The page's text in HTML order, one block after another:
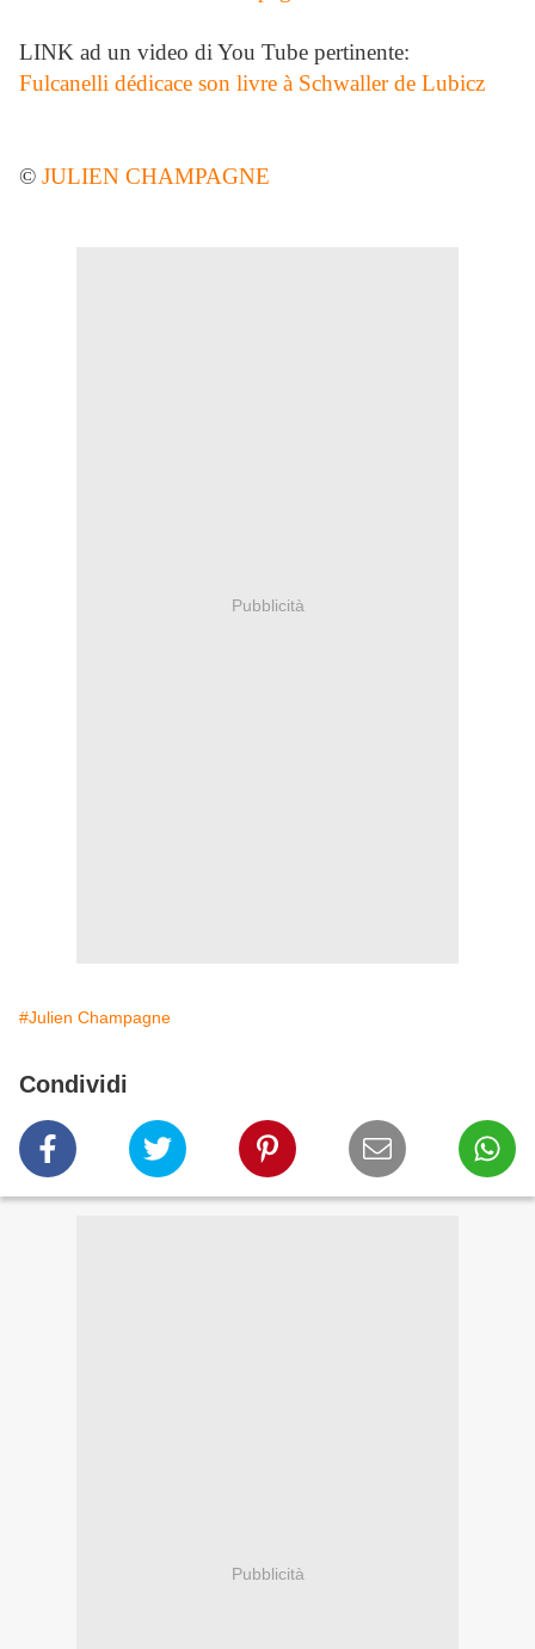
LINK ad un video di You Tube pertinente:
Fulcanelli dédicace son livre à Schwaller de Lubicz
© JULIEN CHAMPAGNE
Pubblicità
#Julien Champagne
Condividi
Pubblicità